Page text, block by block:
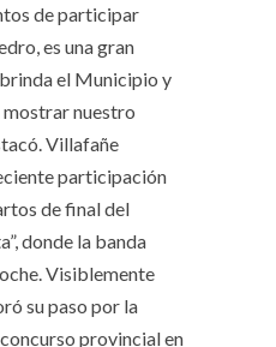
de participar
es una gran
el Municipio y
mostrar nuestro
Villafañe
participación
de final del
donde la banda
Visiblemente
su paso por la
provincial en